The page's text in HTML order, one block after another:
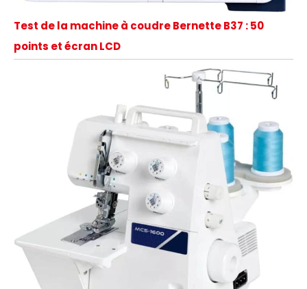
Test de la machine à coudre Bernette B37 : 50
points et écran LCD